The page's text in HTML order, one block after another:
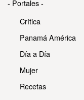
- Portales -
Crítica
Panamá América
Día a Día
Mujer
Recetas